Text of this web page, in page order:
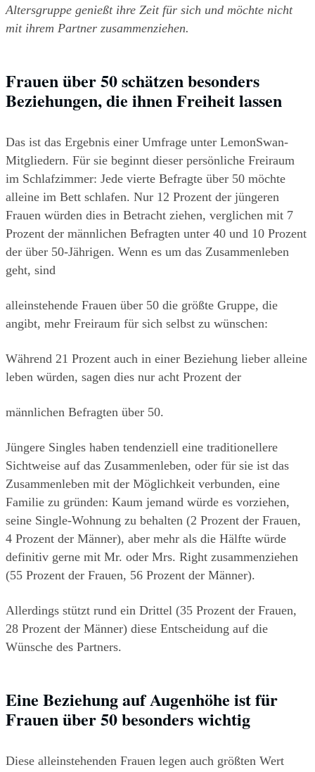
Altersgruppe genießt ihre Zeit für sich und möchte nicht
mit ihrem Partner zusammenziehen.
Frauen über 50 schätzen besonders
Beziehungen, die ihnen Freiheit lassen
Das ist das Ergebnis einer Umfrage unter LemonSwan-
Mitgliedern. Für sie beginnt dieser persönliche Freiraum
im Schlafzimmer: Jede vierte Befragte über 50 möchte
alleine im Bett schlafen. Nur 12 Prozent der jüngeren
Frauen würden dies in Betracht ziehen, verglichen mit 7
Prozent der männlichen Befragten unter 40 und 10 Prozent
der über 50-Jährigen. Wenn es um das Zusammenleben
geht, sind
alleinstehende Frauen über 50 die größte Gruppe, die
angibt, mehr Freiraum für sich selbst zu wünschen:
Während 21 Prozent auch in einer Beziehung lieber alleine
leben würden, sagen dies nur acht Prozent der
männlichen Befragten über 50.
Jüngere Singles haben tendenziell eine traditionellere
Sichtweise auf das Zusammenleben, oder für sie ist das
Zusammenleben mit der Möglichkeit verbunden, eine
Familie zu gründen: Kaum jemand würde es vorziehen,
seine Single-Wohnung zu behalten (2 Prozent der Frauen,
4 Prozent der Männer), aber mehr als die Hälfte würde
definitiv gerne mit Mr. oder Mrs. Right zusammenziehen
(55 Prozent der Frauen, 56 Prozent der Männer).
Allerdings stützt rund ein Drittel (35 Prozent der Frauen,
28 Prozent der Männer) diese Entscheidung auf die
Wünsche des Partners.
Eine Beziehung auf Augenhöhe ist für
Frauen über 50 besonders wichtig
Diese alleinstehenden Frauen legen auch größten Wert